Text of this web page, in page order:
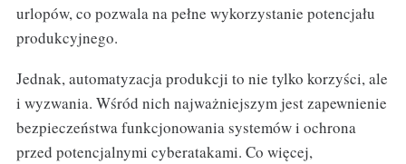
urlopów, co pozwala na pełne wykorzystanie potencjału
produkcyjnego.
Jednak, automatyzacja produkcji to nie tylko korzyści, ale
i wyzwania. Wśród nich najważniejszym jest zapewnienie
bezpieczeństwa funkcjonowania systemów i ochrona
przed potencjalnymi cyberatakami. Co więcej,